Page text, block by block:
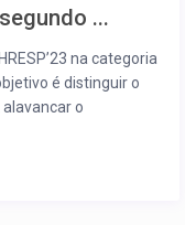
...
na categoria
é distinguir o
o